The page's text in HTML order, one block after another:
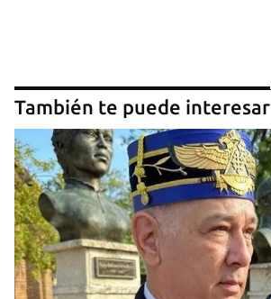
También te puede interesar